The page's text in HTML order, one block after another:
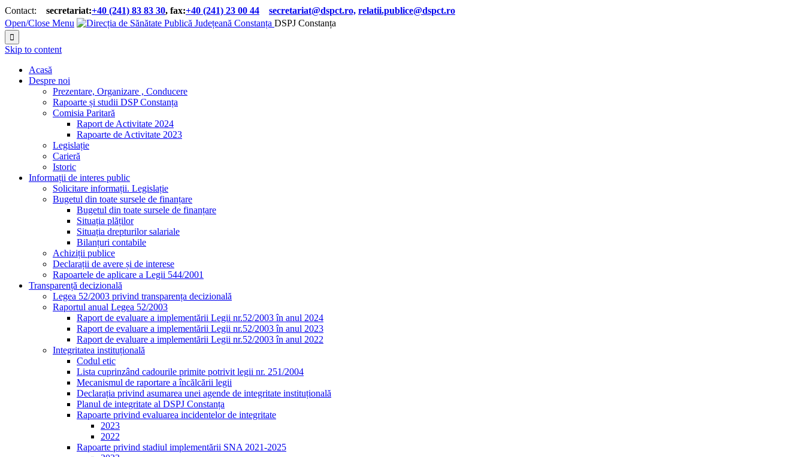
Contact: secretariat:+40 (241) 83 83 30, fax:+40 (241) 23 00 44 secretariat@dspct.ro, relatii.publice@dspct.ro
Open/Close Menu
DSPJ Constanța

Skip to content
Acasă
Despre noi
Prezentare, Organizare , Conducere
Rapoarte și studii DSP Constanța
Comisia Paritară
Raport de Activitate 2024
Rapoarte de Activitate 2023
Legislație
Carieră
Istoric
Informații de interes public
Solicitare informații. Legislație
Bugetul din toate sursele de finanțare
Bugetul din toate sursele de finanțare
Situația plăților
Situația drepturilor salariale
Bilanțuri contabile
Achiziții publice
Declarații de avere și de interese
Rapoartele de aplicare a Legii 544/2001
Transparență decizională
Legea 52/2003 privind transparența decizională
Raportul anual Legea 52/2003
Raport de evaluare a implementării Legii nr.52/2003 în anul 2024
Raport de evaluare a implementării Legii nr.52/2003 în anul 2023
Raport de evaluare a implementării Legii nr.52/2003 în anul 2022
Integritatea instituțională
Codul etic
Lista cuprinzând cadourile primite potrivit legii nr. 251/2004
Mecanismul de raportare a încălcării legii
Declarația privind asumarea unei agende de integritate instituțională
Planul de integritate al DSPJ Constanța
Rapoarte privind evaluarea incidentelor de integritate
2023
2022
Rapoarte privind stadiul implementării SNA 2021-2025